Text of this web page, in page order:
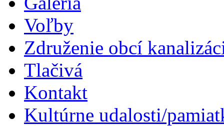
Voľby
Združenie obcí
Tlačivá
Kontakt
Kultúrne udalosti/